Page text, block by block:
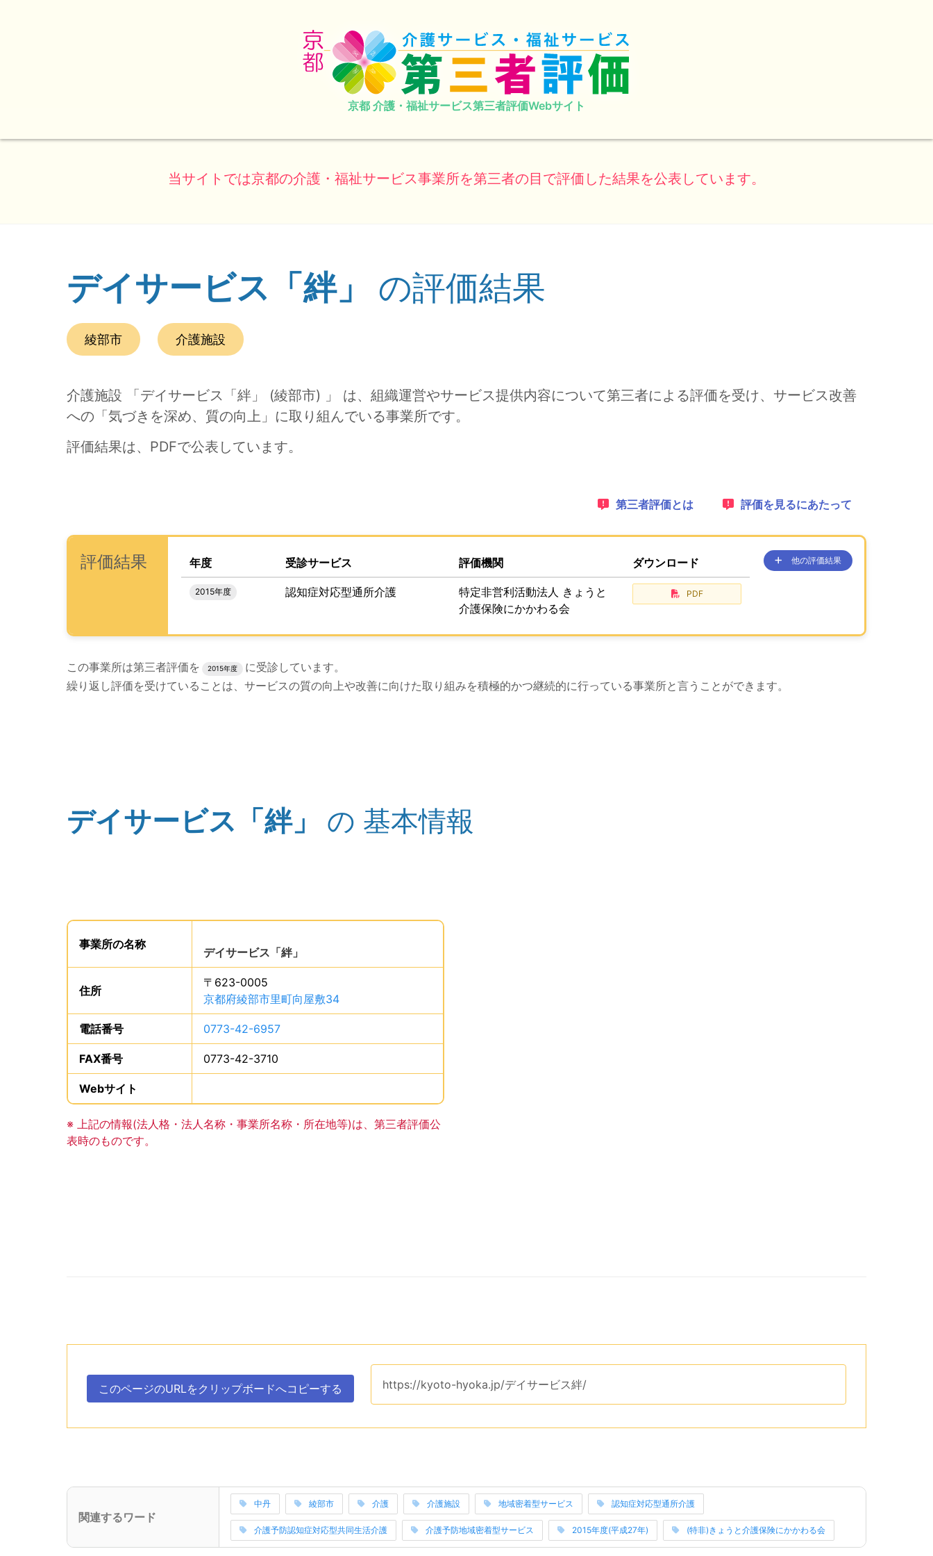
京都 介護・福祉サービス第三者評価Webサイト
当サイトでは京都の介護・福祉サービス事業所を第三者の目で評価した結果を公表しています。
(ページのタイトル)
デイサービス「絆」 の評価結果
この事業所の所在エリアは、
綾部市
です。
種別は
介護施設
介護施設 「デイサービス「絆」 (綾部市) 」 は、組織運営やサービス提供内容について第三者による評価を受け、サービス改善
への「気づきを深め、質の向上」に取り組んでいる事業所です。
評価結果は、PDFで公表しています。
1：
第三者評価とは 2：
評価を見るにあたって
ナビゲーションリンクの読み上げは以上です。
次は事業所評価を公表するためのエリアです。
(タイトル)
評価結果 、この事業所の評価結果をPDFでダウンロードすることができます。
年度 受診サービス 評価機関 ダウンロード
2015年度 認知症対応型通所介護
特定非営利活動法人 きょうと
介護保険にかかわる会
PDF
、ここに過去の公表コンテンツ
他の評価結果
が、あります。
評価結果のPDFでのダウンロードエリアの読み上げは以上です。
この事業所は第三者評価を 2015年度
に受診しています。
繰り返し評価を受けていることは、サービスの質の向上や改善に向けた取り組みを積極的かつ継続的に行っている事業所と言うことができます。
(タイトル)
デイサービス「絆」 の 基本情報
事業所の基礎データを読み上げます。
事業所の名称は、
デイサービス「絆」
住所
〒623-0005
京都府綾部市里町向屋敷34
電話番号 0773-42-6957
FAX番号 0773-42-3710
Webサイト
事業所の基礎データの読み上げは以上です。
※ 上記の情報(法人格・法人名称・事業所名称・所在地等)は、第三者評価公
表時のものです。
次のコンテンツはこのページのURLを、クリップボードへコピーするためのユーティリティエリアです。クリップボードへコピーするためのボタンがあります。
ボタン、
このページのURLをクリップボードへコピーする
。
このページのURLは、
https://kyoto-hyoka.jp/デイサービス絆/
次のコンテンツはこの事業所に関連するワードを表示するエリアです。関連ワードそれぞれは当サイトのカテゴリーのリンクになっています。
(サブタイトル)
関連するワード
中丹 綾部市 介護 介護施設 地域密着型サービス 認知症対応型通所介護
介護予防認知症対応型共同生活介護 介護予防地域密着型サービス 2015年度(平成27年) (特非)きょうと介護保険にかかわる会
関連ワードの読み上げは以上です。